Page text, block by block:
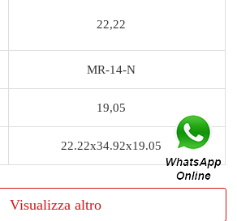
22,22
MR-14-N
19,05
22.22x34.92x19.05
Visualizza altro